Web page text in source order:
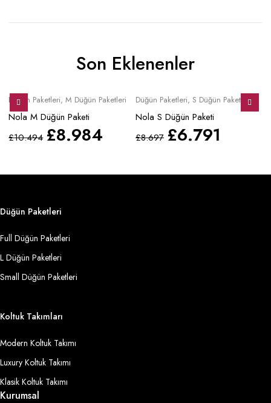
Son Eklenenler
Sale
Düğün Paketleri,M Düğün Paketleri
Nola M Düğün Paketi
£10.494 £8.984
Düğün Paketleri,S Düğün Paketleri
Nola S Düğün Paketi
£8.697 £6.791
Düğün Paketleri
Full Düğün Paketleri
L Düğün Paketleri
Small Düğün Paketleri
Koltuk Takımları
Modern Koltuk Takımı
Luxury Koltuk Takımı
Klasik Koltuk Takımı
Kurumsal